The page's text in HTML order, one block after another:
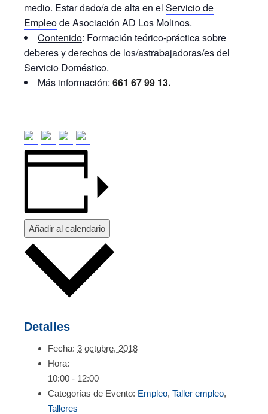
medio. Estar dado/a de alta en el Servicio de
Empleode Asociación AD Los Molinos.
Contenido: Formación teórico-práctica sobre
deberes y derechos de los/astrabajadoras/es del
Servicio Doméstico.
Más información: 661 67 99 13.
Añadir al calendario
Detalles
Fecha: 3 octubre, 2018
Hora:
10:00 - 12:00
Categorías de Evento: Empleo, Taller empleo,
Talleres